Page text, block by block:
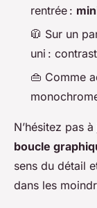
rentrée :
🧥 Sur un
uni :
👜 Comme
N’hésitez pas
boucle
sens du détail
dans les